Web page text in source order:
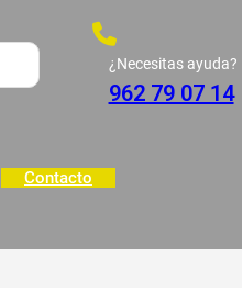
¿Necesitas ayuda?
962 79 07 14
Contacto